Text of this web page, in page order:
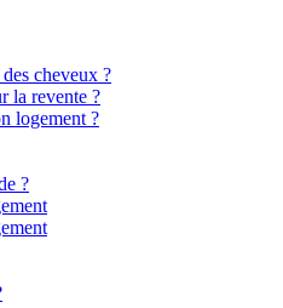
cheveux ?
la revente ?
logement ?
?